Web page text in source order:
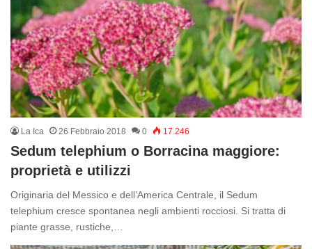
La Ica 26 Febbraio 2018 0 17.246
Sedum telephium o Borracina maggiore:
proprietà e utilizzi
Originaria del Messico e dell’America Centrale, il Sedum
telephium cresce spontanea negli ambienti rocciosi. Si tratta di
piante grasse, rustiche,…